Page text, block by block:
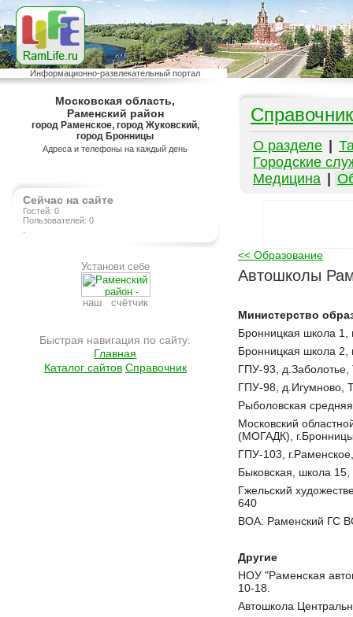
Информационно-развлекательный портал
Московская область,
Раменский район
город Раменское, город Жуковский,
город Бронницы
Адреса и телефоны на каждый день
Сейчас на сайте
Гостей: 0
Пользователей: 0
Установи себе
наш счётчик
Быстрая навигация по сайту:
Главная
Каталог сайтов Справочник
Справочник
О разделе
Городские
Медицина
<< Образование
Автошколы
Министерство
Бронницкая школа 1,
Бронницкая школа 2,
ГПУ-93, д.Заболотье,
ГПУ-98, д.Игумново,
Рыболовская
Московский
(МОГАДК),
ГПУ-103,
Быковская, школа
Гжельский
640
ВОА: Раменский ГС
Другие
НОУ "Раменская
10-18.
Автошкола